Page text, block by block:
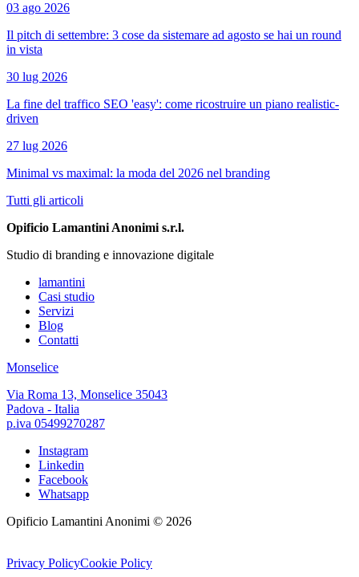
03 ago 2026
Il pitch di settembre: 3 cose da sistemare ad agosto se hai un round
in vista
30 lug 2026
La fine del traffico SEO 'easy': come ricostruire un piano realistic-
driven
27 lug 2026
Minimal vs maximal: la moda del 2026 nel branding
Tutti gli articoli
Opificio Lamantini Anonimi s.r.l.
Studio di branding e innovazione digitale
lamantini
Casi studio
Servizi
Blog
Contatti
Monselice
Via Roma 13, Monselice 35043
Padova - Italia
p.iva 05499270287
Instagram
Linkedin
Facebook
Whatsapp
Opificio Lamantini Anonimi © 2026
Privacy PolicyCookie Policy